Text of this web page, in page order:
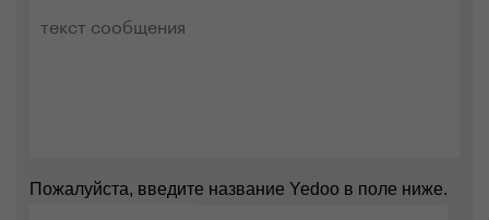
Пожалуйста, введите название Yedoo в поле ниже.